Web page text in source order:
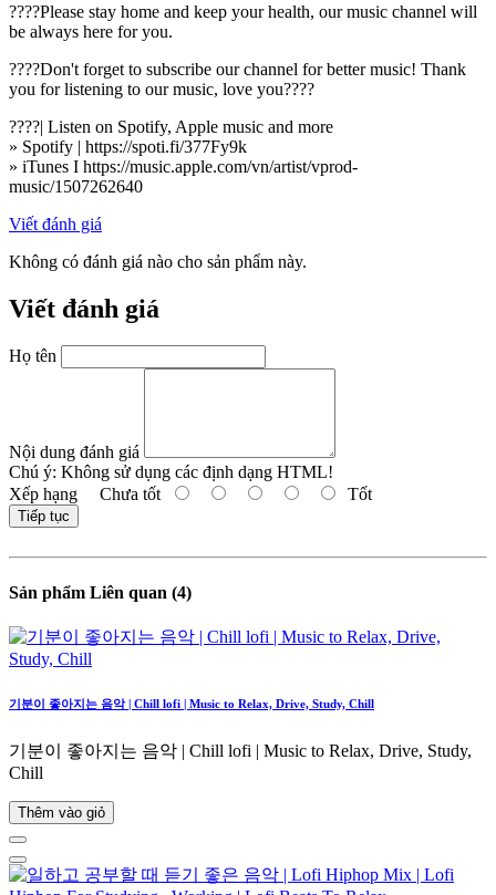
????Please stay home and keep your health, our music channel will
be always here for you.
????Don't forget to subscribe our channel for better music! Thank
you for listening to our music, love you????
????| Listen on Spotify, Apple music and more
» Spotify | https://spoti.fi/377Fy9k
» iTunes I https://music.apple.com/vn/artist/vprod-
music/1507262640
Viết đánh giá
Không có đánh giá nào cho sản phẩm này.
Viết đánh giá
Họ tên
Nội dung đánh giá
Chú ý: Không sử dụng các định dạng HTML!
Xếp hạng Chưa tốt Tốt
Tiếp tục
Sản phẩm Liên quan (4)
기분이 좋아지는 음악 | Chill lofi | Music to Relax, Drive, Study, Chill
기분이 좋아지는 음악 | Chill lofi | Music to Relax, Drive, Study,
Chill
Thêm vào giỏ